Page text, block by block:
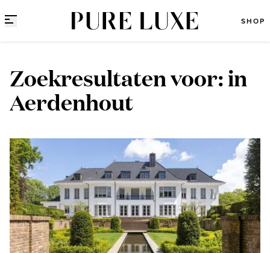
SHOP
Zoekresultaten voor: in
Aerdenhout